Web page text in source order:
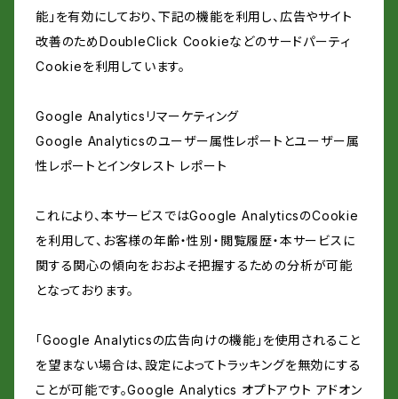
能」を有効にしており、下記の機能を利用し、広告やサイト
改善のためDoubleClick Cookieなどのサードパーティ
Cookieを利用しています。
Google Analyticsリマーケティング
Google Analyticsのユーザー属性レポートとユーザー属
性レポートとインタレスト レポート
これにより、本サービスではGoogle AnalyticsのCookie
を利用して、お客様の年齢・性別・閲覧履歴・本サービスに
関する関心の傾向をおおよそ把握するための分析が可能
となっております。
「Google Analyticsの広告向けの機能」を使用されること
を望まない場合は、設定によってトラッキングを無効にする
ことが可能です。Google Analytics オプトアウト アドオン